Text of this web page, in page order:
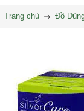
Trang chủ Đồ